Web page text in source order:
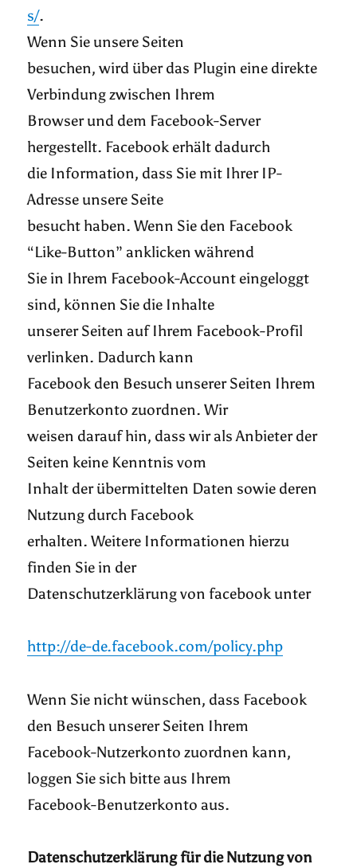
s/.
Wenn Sie unsere Seiten
besuchen, wird über das Plugin eine direkte
Verbindung zwischen Ihrem
Browser und dem Facebook-Server
hergestellt. Facebook erhält dadurch
die Information, dass Sie mit Ihrer IP-
Adresse unsere Seite
besucht haben. Wenn Sie den Facebook
“Like-Button” anklicken während
Sie in Ihrem Facebook-Account eingeloggt
sind, können Sie die Inhalte
unserer Seiten auf Ihrem Facebook-Profil
verlinken. Dadurch kann
Facebook den Besuch unserer Seiten Ihrem
Benutzerkonto zuordnen. Wir
weisen darauf hin, dass wir als Anbieter der
Seiten keine Kenntnis vom
Inhalt der übermittelten Daten sowie deren
Nutzung durch Facebook
erhalten. Weitere Informationen hierzu
finden Sie in der
Datenschutzerklärung von facebook unter
http://de-de.facebook.com/policy.php
Wenn Sie nicht wünschen, dass Facebook
den Besuch unserer Seiten Ihrem
Facebook-Nutzerkonto zuordnen kann,
loggen Sie sich bitte aus Ihrem
Facebook-Benutzerkonto aus.
Datenschutzerklärung für die Nutzung von